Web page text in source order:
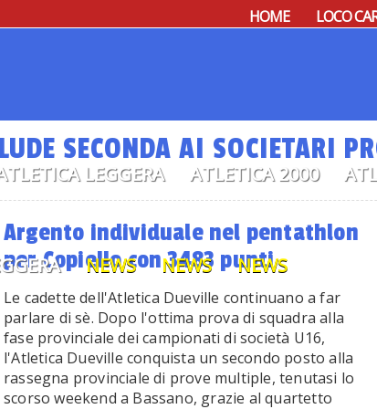
HOME LOCO
LEGGERA ATLETICA 2000
NEWS NEWS NEWS
SECONDA AI SOCIETARI
Argento individuale nel pentathlon
per Copiello con 3483 punti
Le cadette dell'Atletica Dueville continuano a far
parlare di sè. Dopo l'ottima prova di squadra alla
fase provinciale dei campionati di società U16,
l'Atletica Dueville conquista un secondo posto alla
rassegna provinciale di prove multiple, tenutasi lo
scorso weekend a Bassano, grazie al quartetto